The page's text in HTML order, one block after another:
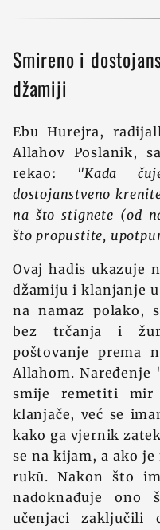
Smireno i
džamiji
Ebu Hurejra,
Allahov Poslanik,
rekao: "Kada
dostojanstveno
na što stignete (od
što propustite,
Ovaj hadis ukazuje
džamiju i klanjanje
na namaz polako,
bez trčanja i
poštovanje prema
Allahom.
smije remetiti mir
klanjače, već se
kako ga vjernik
se na kijam, a ako
rukū. Nakon što
nadoknađuje
učenjaci